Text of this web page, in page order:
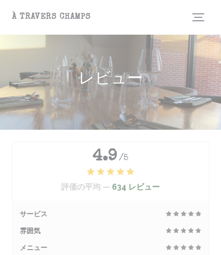
À TRAVERS CHAMPS
レビュー
4.9 /5
評価の平均 — 634 レビュー
サービス
雰囲気
メニュー